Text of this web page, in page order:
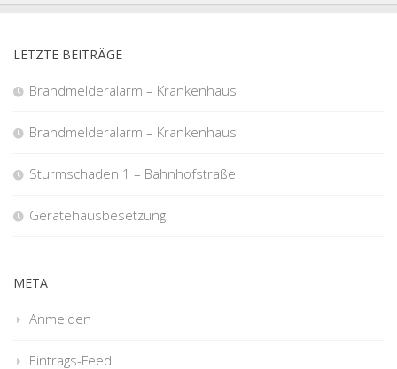
LETZTE BEITRÄGE
Brandmelderalarm – Krankenhaus
Brandmelderalarm – Krankenhaus
Sturmschaden 1 – Bahnhofstraße
Gerätehausbesetzung
META
Anmelden
Eintrags-Feed